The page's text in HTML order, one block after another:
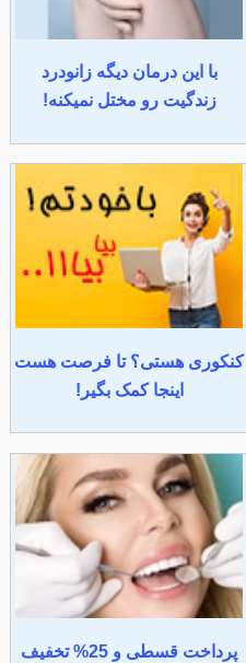
با این درمان دیگه زانودرد
زندگیت رو مختل نمیکنه!
کنکوری هستی؟ تا فرصت هست
اینجا کمک بگیر!
پرداخت قسطی و 25% تخفیف